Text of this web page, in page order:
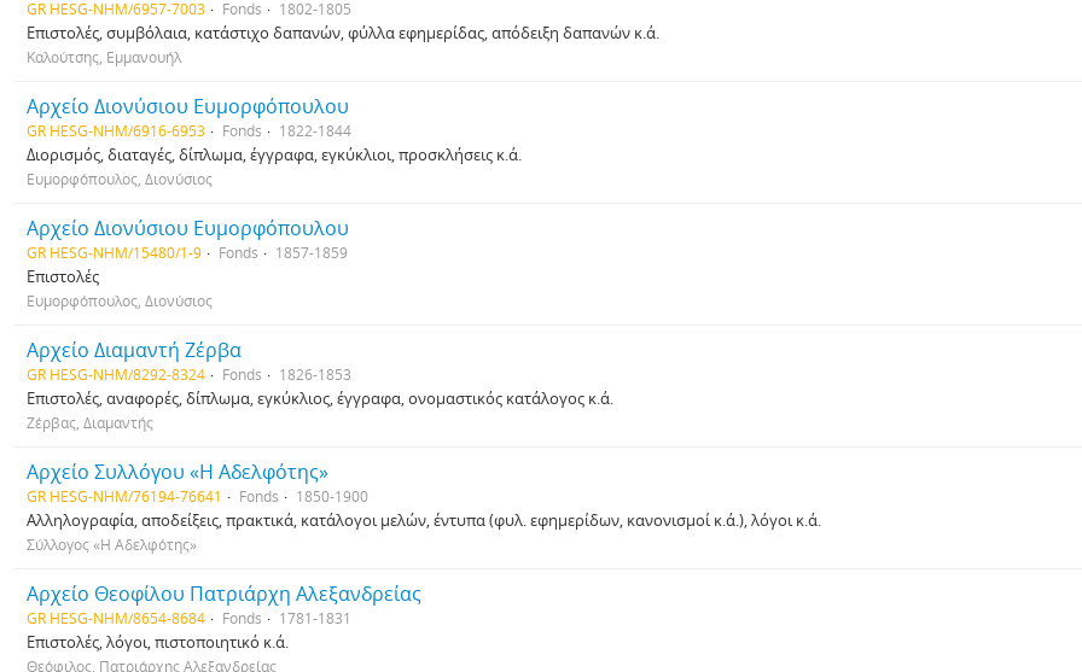
GR HESG-NHM/6957-7003 Fonds 1802-1805
Επιστολές, συμβόλαια, κατάστιχο δαπανών, φύλλα εφημερίδας, απόδειξη δαπανών κ.ά.
Καλούτσης, Εμμανουήλ
Αρχείο Διονύσιου Ευμορφόπουλου
GR HESG-NHM/6916-6953 Fonds 1822-1844
Διορισμός, διαταγές, δίπλωμα, έγγραφα, εγκύκλιοι, προσκλήσεις κ.ά.
Ευμορφόπουλος, Διονύσιος
Αρχείο Διονύσιου Ευμορφόπουλου
GR HESG-NHM/15480/1-9 Fonds 1857-1859
Επιστολές
Ευμορφόπουλος, Διονύσιος
Αρχείο Διαμαντή Ζέρβα
GR HESG-NHM/8292-8324 Fonds 1826-1853
Επιστολές, αναφορές, δίπλωμα, εγκύκλιος, έγγραφα, ονομαστικός κατάλογος κ.ά.
Ζέρβας, Διαμαντής
Αρχείο Συλλόγου «Η Αδελφότης»
GR HESG-NHM/76194-76641 Fonds 1850-1900
Αλληλογραφία, αποδείξεις, πρακτικά, κατάλογοι μελών, έντυπα (φυλ. εφημερίδων, κανονισμοί κ.ά.), λόγοι κ.ά.
Σύλλογος «Η Αδελφότης»
Αρχείο Θεοφίλου Πατριάρχη Αλεξανδρείας
GR HESG-NHM/8654-8684 Fonds 1781-1831
Επιστολές, λόγοι, πιστοποιητικό κ.ά.
Θεόφιλος, Πατριάρχης Αλεξανδρείας